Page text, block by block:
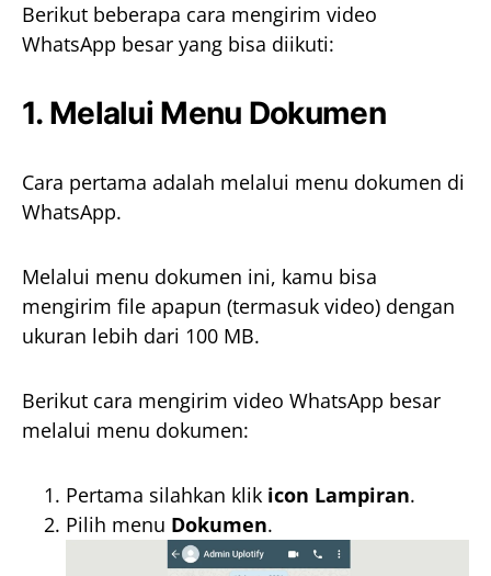
Berikut beberapa cara mengirim video
WhatsApp besar yang bisa diikuti:
1. Melalui Menu Dokumen
Cara pertama adalah melalui menu dokumen di
WhatsApp.
Melalui menu dokumen ini, kamu bisa
mengirim file apapun (termasuk video) dengan
ukuran lebih dari 100 MB.
Berikut cara mengirim video WhatsApp besar
melalui menu dokumen:
Pertama silahkan klik icon Lampiran.
Pilih menu Dokumen.